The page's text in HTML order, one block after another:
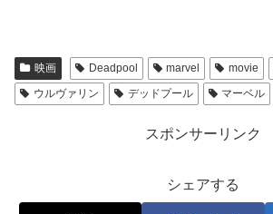
映画 Deadpool marvel movie
ウルヴァリン
デッドプール マーベル
スポンサーリンク
シェアする